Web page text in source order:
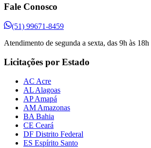
Fale Conosco
(51) 99671-8459
Atendimento de segunda a sexta, das 9h às 18h
Licitações por Estado
AC Acre
AL Alagoas
AP Amapá
AM Amazonas
BA Bahia
CE Ceará
DF Distrito Federal
ES Espírito Santo